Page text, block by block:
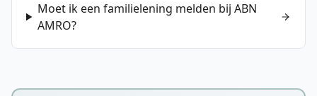
Moet ik een familielening melden bij ABN
AMRO?